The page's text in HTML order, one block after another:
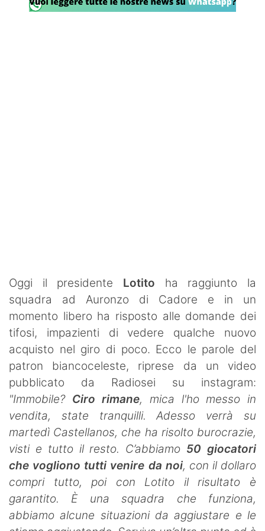
Rassegna Lazio
SHOP LAZIO
Contatti
Oggi il presidente Lotito ha raggiunto la
squadra ad Auronzo di Cadore e in un
momento libero ha risposto alle domande dei
tifosi, impazienti di vedere qualche nuovo
acquisto nel giro di poco. Ecco le parole del
patron biancoceleste, riprese da un video
pubblicato da Radiosei su instagram:
"Immobile? Ciro rimane, mica l'ho messo in
vendita, state tranquilli. Adesso verrà su
martedì Castellanos, che ha risolto burocrazie,
visti e tutto il resto. C’abbiamo 50 giocatori
che vogliono tutti venire da noi, con il dollaro
compri tutto, poi con Lotito il risultato è
garantito. È una squadra che funziona,
abbiamo alcune situazioni da aggiustare e le